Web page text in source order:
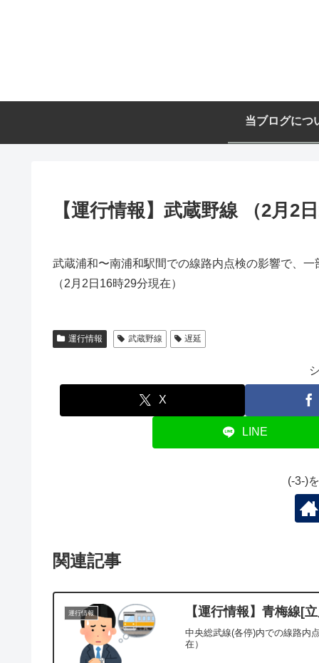
当ブログにつ
【運行情報】武蔵野線 （2月2
武蔵浦和〜南浦和駅間での線路内点検の影響で、一
（2月2日16時29分現在）
運行情報 武蔵野線 遅延
X
LINE
(-3-)
関連記事
運行情報 【運行情報】青梅線[
中央総武線(各停)内での線路内
在）